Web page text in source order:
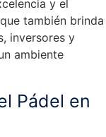
y el
también brinda
inversores y
ambiente
Pádel en